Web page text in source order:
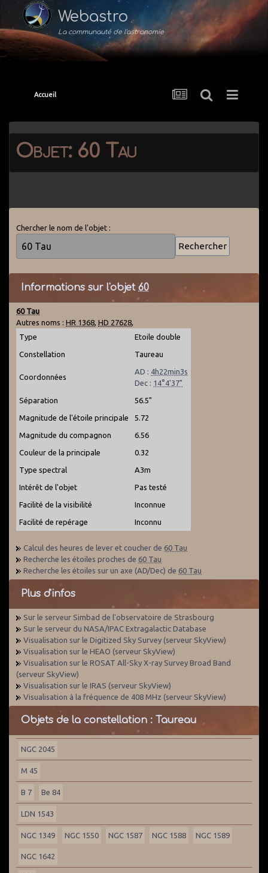
Webastro
La communauté de l'astronomie
Accueil
Objet: 60 Tau
Chercher le nom de l'objet :
Informations sur l'objet 60
60 Tau
Autres noms : HR 1368, HD 27628,
Type
Etoile double
Constellation Taureau
Coordonnées
AD : 4h22min3s
Dec : 14°4'37"
Séparation 56.5"
Magnitude de l'étoile principale 5.72
Magnitude du compagnon 6.56
Couleur de la principale 0.32
Type spectral A3m
Intérêt de l'objet Pas testé
Facilité de la visibilité Inconnue
Facilité de repérage Inconnu
Calcul des heures de lever et coucher de 60 Tau
Recherche les étoiles proches de 60 Tau
Recherche les étoiles sur un axe (AD/Dec) de 60 Tau
Plus d'infos
Sur le serveur Simbad de l'observatoire de Strasbourg
Sur le serveur du NASA/IPAC Extragalactic Database
Visualisation sur le Digitized Sky Survey (serveur SkyView)
Visualisation sur le HEAO (serveur SkyView)
Visualisation sur le ROSAT All-Sky X-ray Survey Broad Band
(serveur SkyView)
Visualisation sur le IRAS (serveur SkyView)
Visualisation à la fréquence de 408 MHz (serveur SkyView)
Objets de la constellation : Taureau
NGC 2045
M 45
B 7 Be 84
LDN 1543
NGC 1349 NGC 1550 NGC 1587 NGC 1588 NGC 1589
NGC 1642